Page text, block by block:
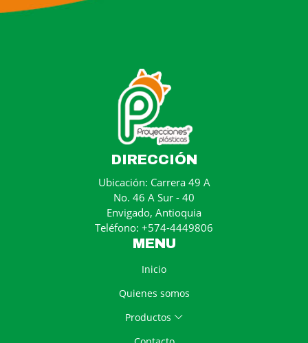
DIRECCIÓN
Ubicación: Carrera 49 A
No. 46 A Sur - 40
Envigado, Antioquia
Teléfono: +574-4449806
MENU
Inicio
Quienes somos
Productos